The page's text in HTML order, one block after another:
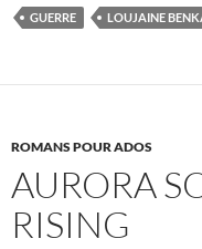
GUERRE LOUJAINE
ROMANS POUR ADOS
AURORA
RISING